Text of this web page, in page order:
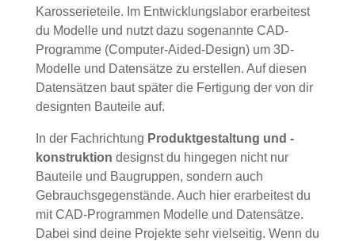
Karosserieteile. Im Entwicklungslabor erarbeitest
du Modelle und nutzt dazu sogenannte CAD-
Programme (Computer-Aided-Design) um 3D-
Modelle und Datensätze zu erstellen. Auf diesen
Datensätzen baut später die Fertigung der von dir
designten Bauteile auf.
In der Fachrichtung Produktgestaltung und -
konstruktion designst du hingegen nicht nur
Bauteile und Baugruppen, sondern auch
Gebrauchsgegenstände. Auch hier erarbeitest du
mit CAD-Programmen Modelle und Datensätze.
Dabei sind deine Projekte sehr vielseitig. Wenn du